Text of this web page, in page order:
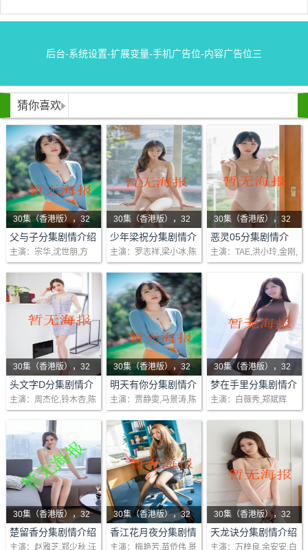
后台-系统设置-扩展变量-手机广告位-内容广告位三
猜你喜欢
30集（香港版），32
集（海外版）
剧情：该剧主要讲述纺
织业大亨与五个子女间
呼风唤雨的大老板，管
理公司他是专家，为什
么回到..
父与子分集剧情介绍
(1-48)大结局
主演：宗华,沈世朋,方
馨,傅子纯
30集（香港版），32
集（海外版）
剧情：自幼与寡母相依
为命，读书勤奋，且生
山书院求学。而祝公达
则独霸一方，其女祝英
台不仅聪颖敏慧..
少年梁祝分集剧情介
绍(1-42)大结局
主演：罗志祥,梁小冰,陈
嘉辉,欧汉声
30集（香港版），32
集（海外版）
剧情：一部揭开生死轮
回偶像剧一场纠葛前世
地舍利子引发出人性贪
婪当黑暗中人性怨怼制
造了恐..
恶灵05分集剧情介
绍(1-20)大结局
主演：TAE,洪小玲,金刚,
李威
30集（香港版），32
集（海外版）
剧情：日本秋名山上的
清晨，一辆丰田出产的
坡道飞驰，车内神秘车
手的飘移车速使人吃
惊。ae86在滕..
头文字D分集剧情介
绍(1-48)大结局
主演：周杰伦,铃木杏,陈
冠希,黄秋生
30集（香港版），32
集（海外版）
剧情：明天有你是叙述
为情所困、为情所伤的
生活和勾心斗角、尔虞
我诈的商业战场，该怎
样选择自己..
明天有你分集剧情介
绍(1-40)大结局
主演：贾静雯,马景涛,陈
德容,萧蔷
30集（香港版），32
集（海外版）
剧情：姚思琦（白薇秀
饰演）乐观自信，性格
意失败后自杀，但在养
父母范达维夫妇一家四
口的关爱下幸福..
梦在手里分集剧情介
绍(1-48)大结局
主演：白薇秀,郑斌辉
30集（香港版），32
集（海外版）
剧情：风流潇洒的楚留
香，以盗宝绝技闻名天
楚留香分集剧情介绍
(1-48)大结局
主演：赵雅芝,郑少秋,汪
30集（香港版），32
集（海外版）
剧情：《香江花月夜》
是梅艳芳唯一的一部电
香江花月夜分集剧情
介绍(1-48)大结局
主演：梅艳芳,苗侨伟,景
30集（香港版），32
集（海外版）
剧情：丽的电视凭一
部‘天蚕变’，夺取得当年
天龙诀分集剧情介绍
(1-40)大结局
主演：万梓良,余安安,白